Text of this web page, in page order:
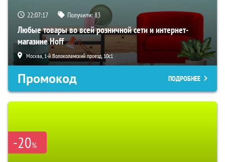
22:07:16 Получили:83
Любые товары во всей розничной сети и интернет-
магазине Hoff
Москва, 1-й Волоколамский проезд, 10с1
Промокод ПОДРОБНЕЕ
-20%